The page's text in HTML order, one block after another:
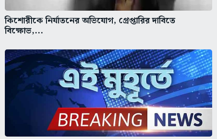
কিশোরীকে নির্যাতনের অভিযোগ, গ্রেপ্তারির দাবিতে
বিক্ষোভ,...